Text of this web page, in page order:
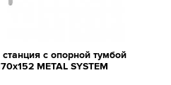
с опорной тумбой
METAL SYSTEM